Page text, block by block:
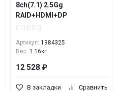
8ch(7.1) 2.5Gg
RAID+HDMI+DP
Артикул: 1984325
Вес: 1.16кг
12 528 ₽
В закладки Сравнить